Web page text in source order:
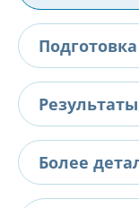
Результаты
Более